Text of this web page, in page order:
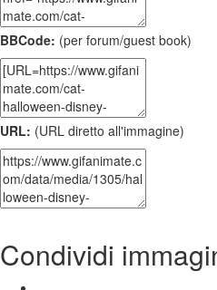
BBCode: (per forum/guest book)
URL: (URL diretto all'immagine)
Condividi